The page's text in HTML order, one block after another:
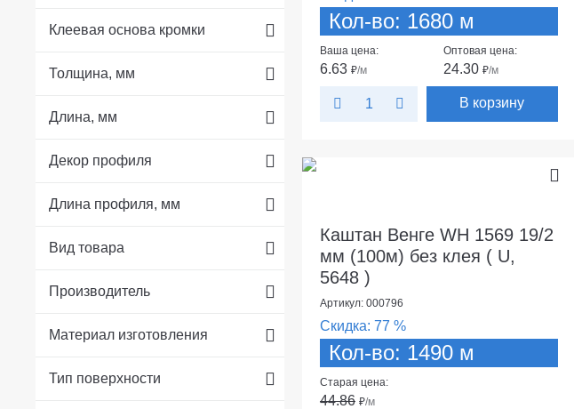
Клеевая основа кромки
Толщина, мм
Длина, мм
Декор профиля
Длина профиля, мм
Вид товара
Производитель
Материал изготовления
Тип поверхности
Кол-во: 1680 м
Ваша цена:
6.63 ₽/м
Оптовая цена:
24.30 ₽/м
В корзину
Каштан Венге WH 1569 19/2
мм (100м) без клея ( U,
5648 )
Артикул: 000796
Скидка: 77 %
Кол-во: 1490 м
Старая цена:
44.86 ₽/м